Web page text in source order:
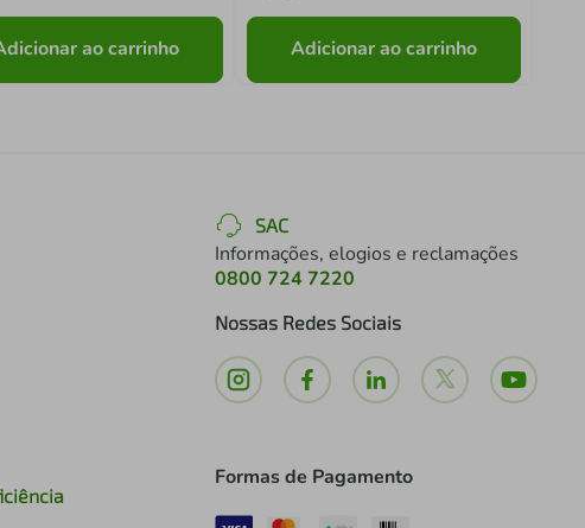
ao carrinho Adicionar ao carrinho
SAC
Informações, elogios e reclamações
0800 724 7220
Nossas Redes Sociais
Formas de Pagamento